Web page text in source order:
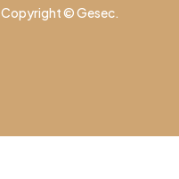
Copyright © Gesec.